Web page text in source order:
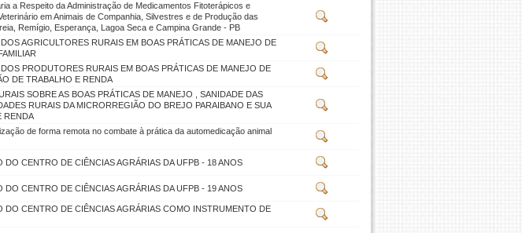
a Respeito da Administração de Medicamentos Fitoterápicos e
em Animais de Companhia, Silvestres e de Produção das
Remígio, Esperança, Lagoa Seca e Campina Grande - PB
AGRICULTORES RURAIS EM BOAS PRÁTICAS DE MANEJO DE
PRODUTORES RURAIS EM BOAS PRÁTICAS DE MANEJO DE
DE TRABALHO E RENDA
SOBRE AS BOAS PRÁTICAS DE MANEJO , SANIDADE DAS
RURAIS DA MICRORREGIÃO DO BREJO PARAIBANO E SUA
RENDA
de forma remota no combate à prática da automedicação animal
CENTRO DE CIÊNCIAS AGRÁRIAS DA UFPB - 18 ANOS
CENTRO DE CIÊNCIAS AGRÁRIAS DA UFPB - 19 ANOS
CENTRO DE CIÊNCIAS AGRÁRIAS COMO INSTRUMENTO DE